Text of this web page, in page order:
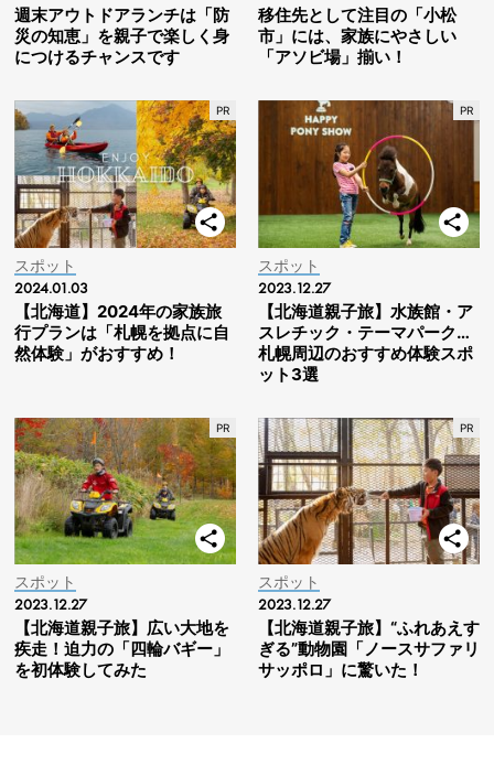
週末アウトドアランチは「防
災の知恵」を親子で楽しく身
につけるチャンスです
移住先として注目の「小松
市」には、家族にやさしい
「アソビ場」揃い！
スポット
2024.01.03
【北海道】2024年の家族旅
行プランは「札幌を拠点に自
然体験」がおすすめ！
スポット
2023.12.27
【北海道親子旅】水族館・ア
スレチック・テーマパーク…
札幌周辺のおすすめ体験スポ
ット3選
スポット
2023.12.27
【北海道親子旅】広い大地を
疾走！迫力の「四輪バギー」
を初体験してみた
スポット
2023.12.27
【北海道親子旅】“ふれあえす
ぎる”動物園「ノースサファリ
サッポロ」に驚いた！